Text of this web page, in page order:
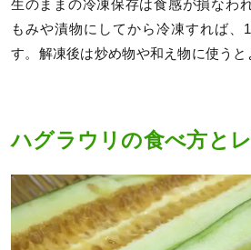
生のままの冷凍保存は食感が損なわ
もみや漬物にしてから冷凍すれば、
す。解凍後は炒め物や和え物に使うと
ハグラウリの食べ方と